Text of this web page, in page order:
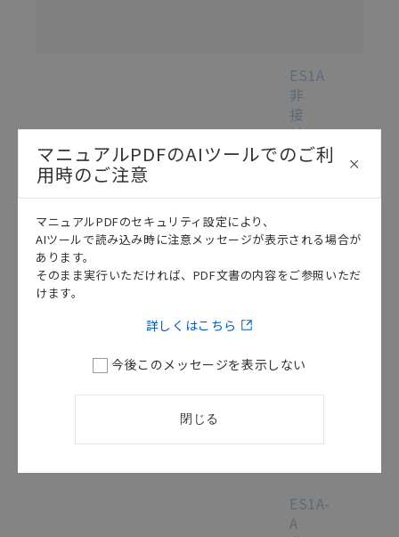
この資料を選択
マニュアル
ES1A
非
接
触
温
セ
サ
ユ
ー
ニ
SGTD-
2014/05/13
ES1A-
A
マニュアルPDFのAIツールでのご利
用時のご注意
マニュアルPDFのセキュリティ設定により、
AIツールで読み込み時に注意メッセージが表示される場合が
あります。
そのまま実行いただければ、PDF文書の内容をご参照いただ
けます。
詳しくはこちら
今後このメッセージを表示しない
閉じる